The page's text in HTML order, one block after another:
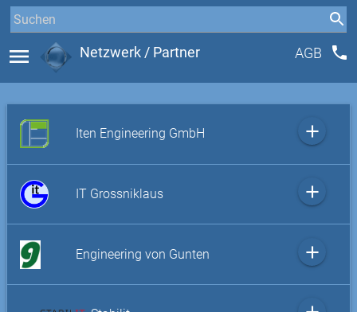
menu Netzwerk / Partner AGB phone
Iten Engineering GmbH add
IT Grossniklaus add
Engineering von Gunten add